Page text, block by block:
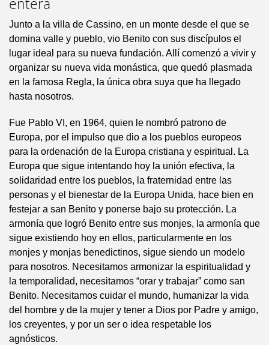
entera
Junto a la villa de Cassino, en un monte desde el que se
domina valle y pueblo, vio Benito con sus discípulos el
lugar ideal para su nueva fundación. Allí comenzó a vivir y
organizar su nueva vida monástica, que quedó plasmada
en la famosa Regla, la única obra suya que ha llegado
hasta nosotros.
Fue Pablo VI, en 1964, quien le nombró patrono de
Europa, por el impulso que dio a los pueblos europeos
para la ordenación de la Europa cristiana y espiritual. La
Europa que sigue intentando hoy la unión efectiva, la
solidaridad entre los pueblos, la fraternidad entre las
personas y el bienestar de la Europa Unida, hace bien en
festejar a san Benito y ponerse bajo su protección. La
armonía que logró Benito entre sus monjes, la armonía que
sigue existiendo hoy en ellos, particularmente en los
monjes y monjas benedictinos, sigue siendo un modelo
para nosotros. Necesitamos armonizar la espiritualidad y
la temporalidad, necesitamos “orar y trabajar” como san
Benito. Necesitamos cuidar el mundo, humanizar la vida
del hombre y de la mujer y tener a Dios por Padre y amigo,
los creyentes, y por un ser o idea respetable los
agnósticos.